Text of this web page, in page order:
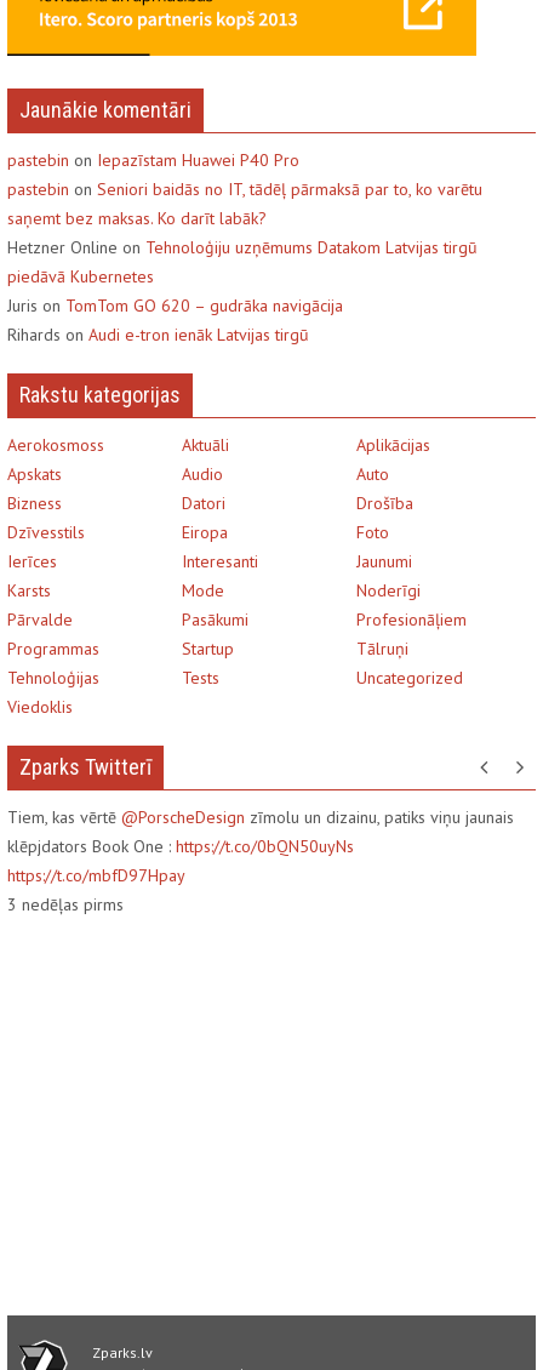
Jaunākie komentāri
pastebin on Iepazīstam Huawei P40 Pro
pastebin on Seniori baidās no IT, tādēļ pārmaksā par to, ko varētu
saņemt bez maksas. Ko darīt labāk?
Hetzner Online on Tehnoloģiju uzņēmums Datakom Latvijas tirgū
piedāvā Kubernetes
Juris on TomTom GO 620 – gudrāka navigācija
Rihards on Audi e-tron ienāk Latvijas tirgū
Rakstu kategorijas
Aerokosmoss Aktuāli
Aplikācijas
Apskats
Audio
Auto
Bizness
Datori
Drošība
Dzīvesstils
Eiropa
Foto
Ierīces
Interesanti
Jaunumi
Karsts
Mode
Noderīgi
Pārvalde
Pasākumi
Profesionāļiem
Programmas
Startup
Tālruņi
Tehnoloģijas
Tests
Uncategorized
Viedoklis
Zparks Twitterī
Tiem, kas vērtē @PorscheDesign zīmolu un dizainu, patiks viņu jaunais
klēpjdators Book One : https://t.co/0bQN50uyNs
https://t.co/mbfD97Hpay
3 nedēļas pirms
Zparks.lv